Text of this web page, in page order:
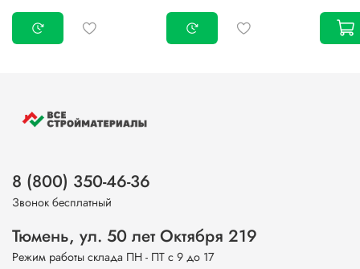
8 (800) 350-46-36
Звонок бесплатный
Тюмень, ул. 50 лет Октября 219
Режим работы склада ПН - ПТ с 9 до 17